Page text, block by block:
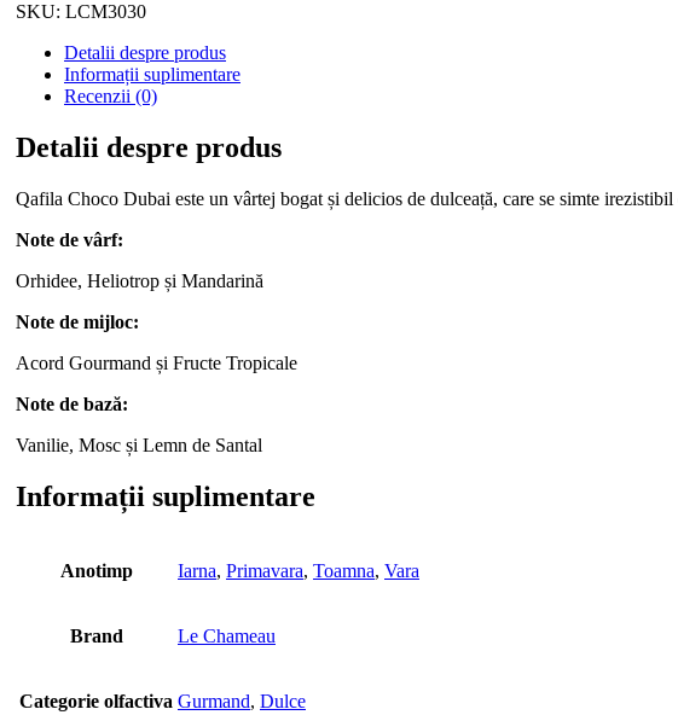
SKU: LCM3030
Detalii despre produs
Informații suplimentare
Recenzii (0)
Detalii despre produs
Qafila Choco Dubai este un vârtej bogat și delicios de dulceață, care se simte
Note de vârf:
Orhidee, Heliotrop și Mandarină
Note de mijloc:
Acord Gourmand și Fructe Tropicale
Note de bază:
Vanilie, Mosc și Lemn de Santal
Informații suplimentare
Anotimp Iarna, Primavara, Toamna, Vara
Brand Le Chameau
Categorie olfactiva Gurmand, Dulce